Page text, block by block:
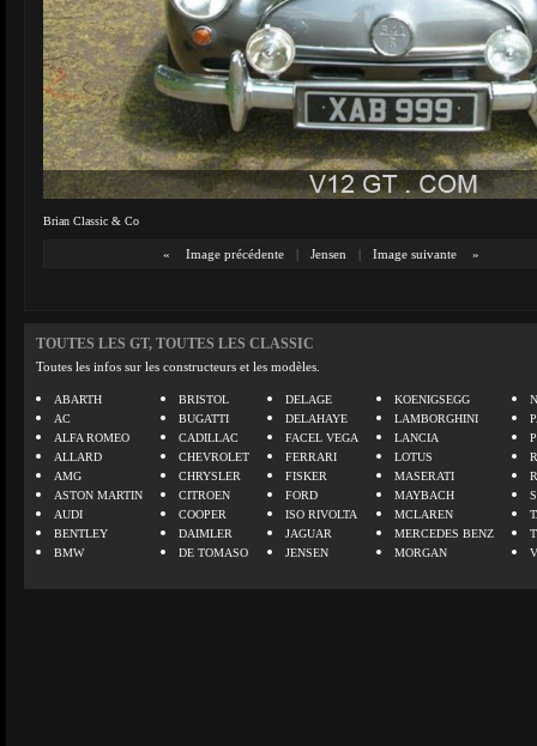
Brian Classic & Co
« Image précédente | Jensen | Image suivante »
TOUTES LES GT, TOUTES LES CLASSIC
Toutes les infos sur les constructeurs et les modèles.
ABARTH
AC
ALFA ROMEO
ALLARD
AMG
ASTON MARTIN
AUDI
BENTLEY
BMW
BRISTOL
BUGATTI
CADILLAC
CHEVROLET
CHRYSLER
CITROEN
COOPER
DAIMLER
DE TOMASO
DELAGE
DELAHAYE
FACEL VEGA
FERRARI
FISKER
FORD
ISO RIVOLTA
JAGUAR
JENSEN
KOENIGSEGG
LAMBORGHINI
LANCIA
LOTUS
MASERATI
MAYBACH
MCLAREN
MERCEDES BENZ
MORGAN